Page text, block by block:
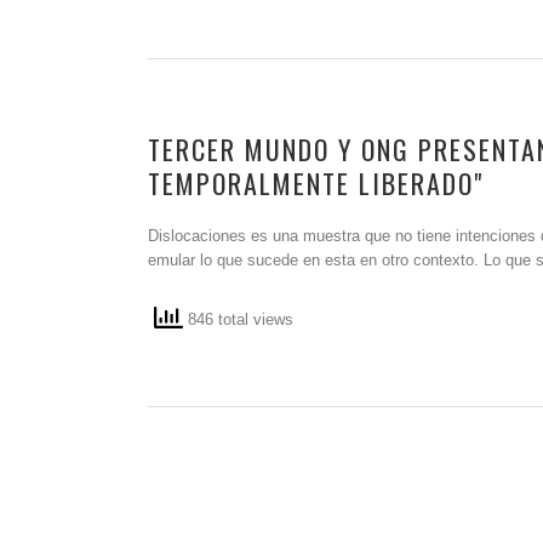
TERCER MUNDO Y ONG
TEMPORALMENTE LIBERADO"
Dislocaciones es una muestra que no tiene
emular lo que sucede en esta en otro contexto. Lo que
846 total views